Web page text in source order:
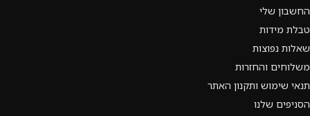
החשבון שלי
טבלת מידות
שאלות נפוצות
משלוחים והחזרות
תנאי שימוש ותקנון האתר
הסניפים שלנו